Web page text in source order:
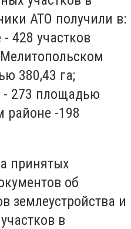
АТО получили в:
428 участков
380,43 га;
- 273 площадью
районе -198
принятых
об
землеустройства и
в